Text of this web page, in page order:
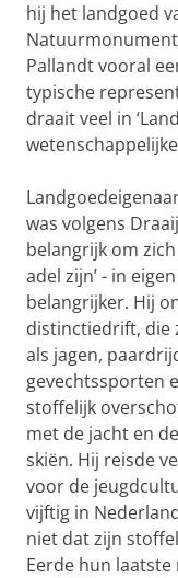
hij het landgoed
Pallandt vooral
typische
draait veel in
was volgens
belangrijk om
adel zijn’ - in
belangrijker. Hij
distinctiedrift, die
als jagen,
gevechtssporten
stoffelijk
met de jacht en
skiën. Hij reisde
voor de
vijftig in
niet dat zijn
Eerde hun